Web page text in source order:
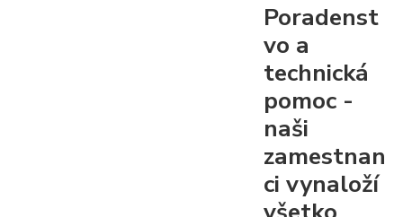
Poradenst
vo a
technická
pomoc -
naši
zamestnan
ci vynaloží